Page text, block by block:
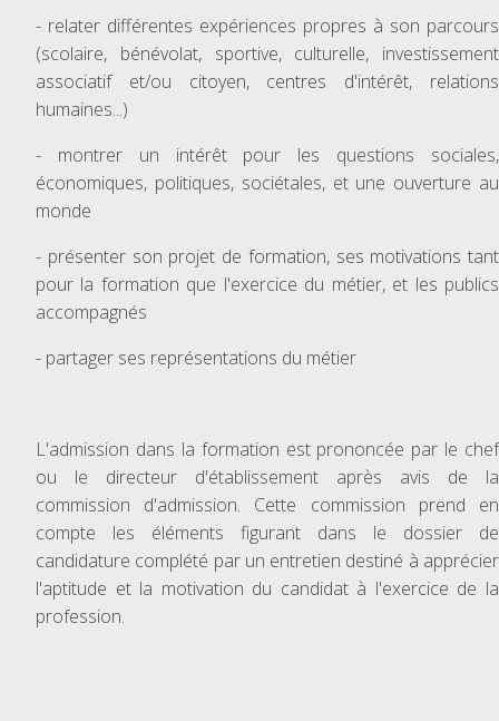
- relater différentes expériences propres à son parcours
(scolaire, bénévolat, sportive, culturelle, investissement
associatif et/ou citoyen, centres d'intérêt, relations
humaines...)
- montrer un intérêt pour les questions sociales,
économiques, politiques, sociétales, et une ouverture au
monde
- présenter son projet de formation, ses motivations tant
pour la formation que l'exercice du métier, et les publics
accompagnés
- partager ses représentations du métier
L'admission dans la formation est prononcée par le chef
ou le directeur d'établissement après avis de la
commission d'admission. Cette commission prend en
compte les éléments figurant dans le dossier de
candidature complété par un entretien destiné à apprécier
l'aptitude et la motivation du candidat à l'exercice de la
profession.